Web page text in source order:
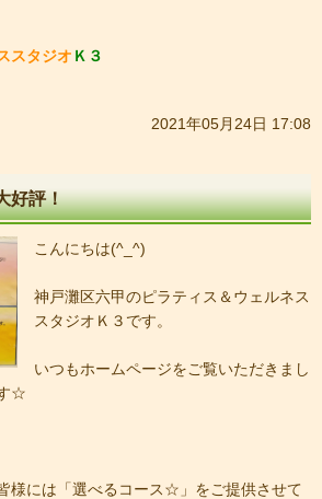
スタジオ Ｋ３
2021年05月24日 17:08
好評！
こんにちは(^_^)
神戸灘区六甲のピラティス＆ウェルネス
スタジオＫ３です。
いつもホームページをご覧いただきまし
☆
様には「選べるコース☆」をご提供させて